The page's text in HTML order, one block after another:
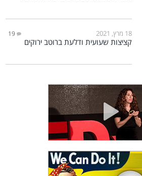
18 מרץ, 2021 19
קציצות שעועית ודלעת ברוטב ירוקים